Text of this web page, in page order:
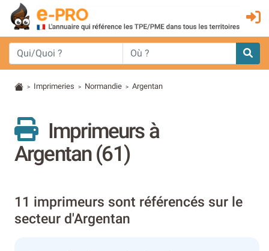
> Imprimeries > Normandie > Argentan
Imprimeurs à
Argentan (61)
11 imprimeurs sont référencés sur le
secteur d'Argentan